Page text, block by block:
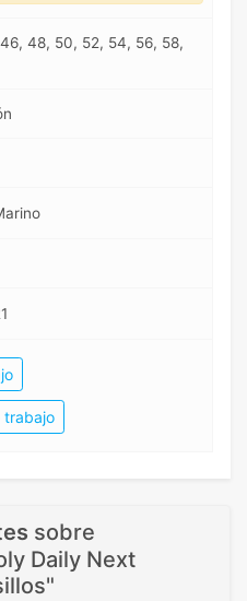
48, 50, 52, 54, 56, 58,
trabajo
sobre
Daily Next